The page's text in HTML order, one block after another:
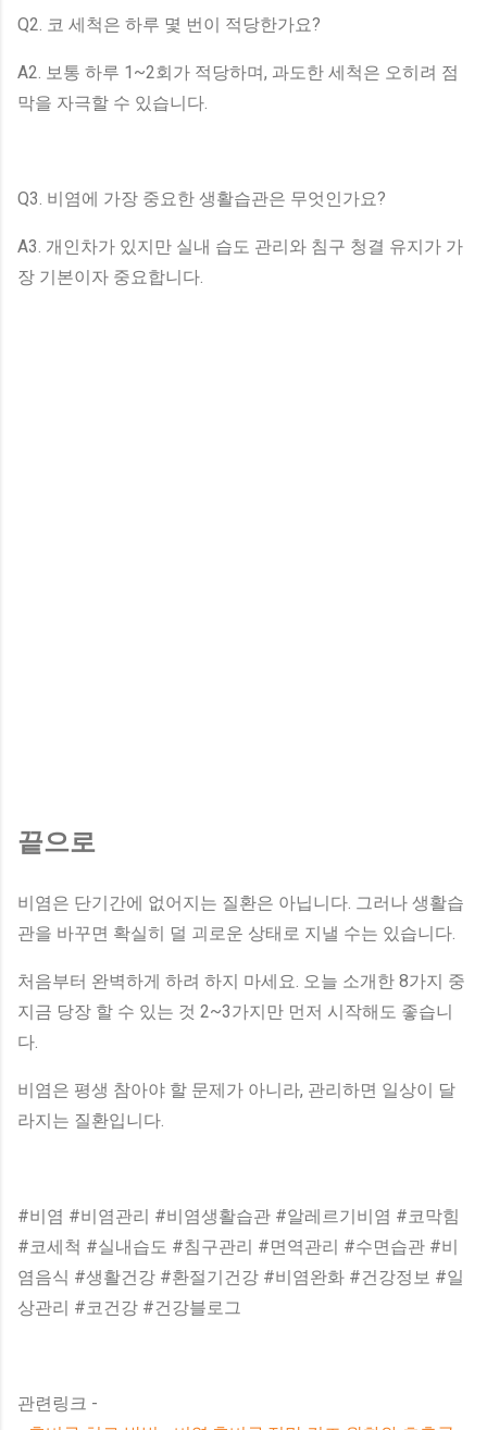
Q2. 코 세척은 하루 몇 번이 적당한가요?
A2. 보통 하루 1~2회가 적당하며, 과도한 세척은 오히려 점
막을 자극할 수 있습니다.
Q3. 비염에 가장 중요한 생활습관은 무엇인가요?
A3. 개인차가 있지만 실내 습도 관리와 침구 청결 유지가 가
장 기본이자 중요합니다.
끝으로
비염은 단기간에 없어지는 질환은 아닙니다. 그러나 생활습
관을 바꾸면 확실히 덜 괴로운 상태로 지낼 수는 있습니다.
처음부터 완벽하게 하려 하지 마세요. 오늘 소개한 8가지 중
지금 당장 할 수 있는 것 2~3가지만 먼저 시작해도 좋습니
다.
비염은 평생 참아야 할 문제가 아니라, 관리하면 일상이 달
라지는 질환입니다.
#비염 #비염관리 #비염생활습관 #알레르기비염 #코막힘
#코세척 #실내습도 #침구관리 #면역관리 #수면습관 #비
염음식 #생활건강 #환절기건강 #비염완화 #건강정보 #일
상관리 #코건강 #건강블로그
관련링크 -